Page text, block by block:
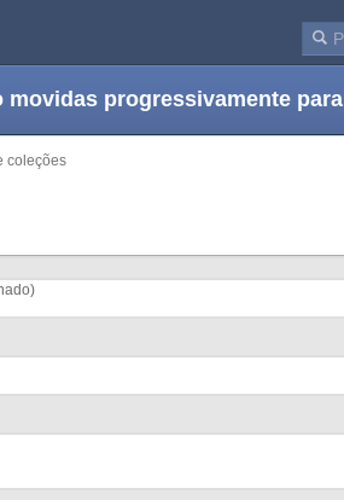
movidas progressivamente para
coleções